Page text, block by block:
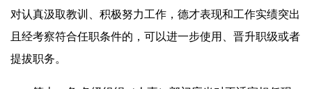
对认真汲取教训、积极努力工作，德才表现和工作实绩突出
且经考察符合任职条件的，可以进一步使用、晋升职级或者
提拔职务。